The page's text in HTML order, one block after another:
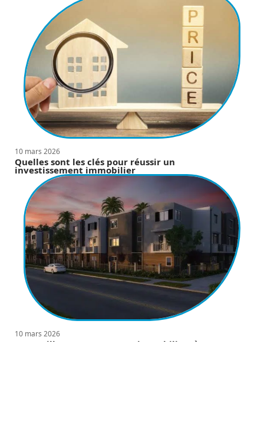
10 mars 2026
Quelles sont les clés pour réussir un
investissement immobilier
10 mars 2026
Vos meilleurs programmes immobiliers à Rennes